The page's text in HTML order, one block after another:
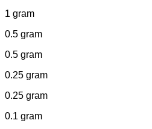
1 gram
0.5 gram
0.5 gram
0.25 gram
0.25 gram
0.1 gram